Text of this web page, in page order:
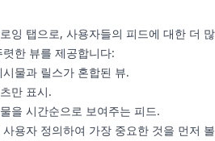
잉 탭으로, 사용자들의 피드에 대한 더
한 뷰를 제공합니다:
물과 릴스가 혼합된 뷰.
만 표시.
을 시간순으로 보여주는 피드.
용자 정의하여 가장 중요한 것을 먼저